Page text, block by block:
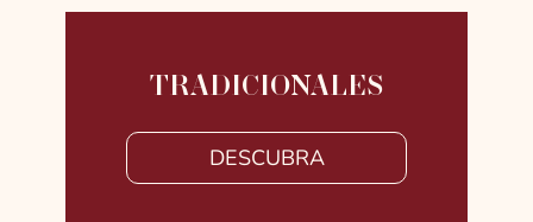
TRADICIONALES
DESCUBRA